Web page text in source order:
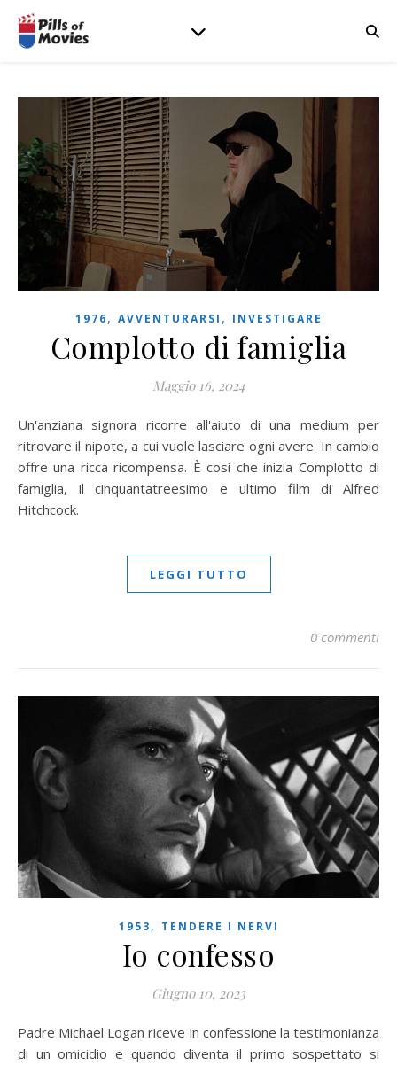
1976, AVVENTURARSI , INVESTIGARE
Complotto di famiglia
Maggio 16, 2024
Un'anziana signora ricorre all'aiuto di una medium per
ritrovare il nipote, a cui vuole lasciare ogni avere. In cambio
offre una ricca ricompensa. È così che inizia Complotto di
famiglia, il cinquantatreesimo e ultimo film di Alfred
Hitchcock.
LEGGI TUTTO
0 commenti
1953, TENDERE I NERVI
Io confesso
Giugno 10, 2023
Padre Michael Logan riceve in confessione la testimonianza
di un omicidio e quando diventa il primo sospettato si